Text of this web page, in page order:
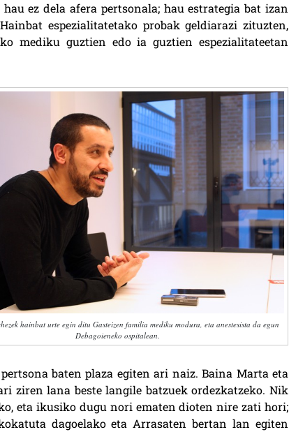
ez dela afera pertsonala; hau estrategia bat izan
espezialitatetako probak geldiarazi zituzten,
mediku guztien edo ia guztien espezialitateetan
hainbat urte egin ditu Gasteizen familia mediku modura, eta anestesista da egun
Debagoieneko ospitalean.
baten plaza egiten ari naiz. Baina Marta eta
ziren lana beste langile batzuek ordezkatzeko. Nik
eta ikusiko dugu nori ematen dioten nire zati hori;
dagoelako eta Arrasaten bertan lan egiten